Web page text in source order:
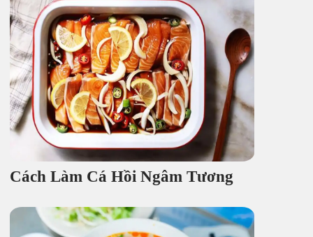
Cách Làm Cá Hồi Ngâm Tương